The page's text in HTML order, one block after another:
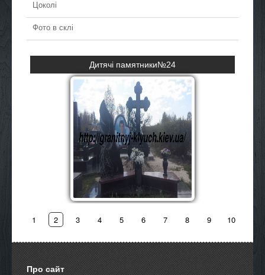
Цоколі
Фото в склі
Види надгробків №23
1 2 3 4 5 6 7 8 9 10
Про сайт